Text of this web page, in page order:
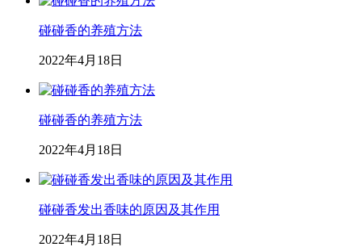
碰碰香的养殖方法
2022年4月18日
碰碰香的养殖方法
2022年4月18日
碰碰香发出香味的原因及其作用
2022年4月18日